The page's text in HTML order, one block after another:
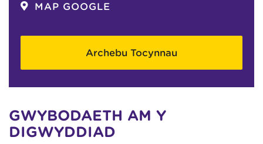
MAP GOOGLE
Archebu Tocynnau
GWYBODAETH AM Y
DIGWYDDIAD